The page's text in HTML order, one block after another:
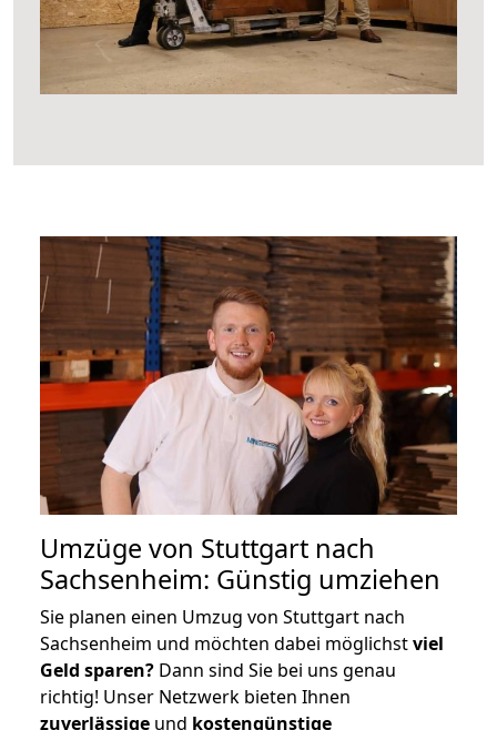
Umzüge von Stuttgart nach
Sachsenheim: Günstig umziehen
Sie planen einen Umzug von Stuttgart nach
Sachsenheim und möchten dabei möglichstviel
Geld sparen? Dann sind Sie bei uns genau
richtig! Unser Netzwerk bieten Ihnen
zuverlässige und kostengünstige